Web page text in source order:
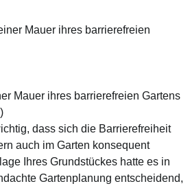
Mauer ihres barrierefreien Gartens
)
dass sich die Barrierefreiheit
auch im Garten konsequent
Ihres Grundstückes hatte es in
Gartenplanung entscheidend,